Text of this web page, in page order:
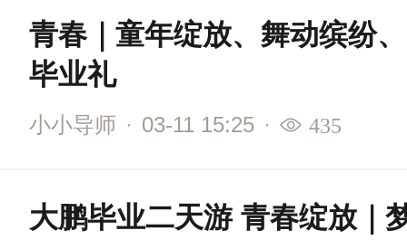
青春｜童年绽放、舞动缤纷
毕业礼
小小导师 · 03-11 15:25 · 435
大鹏毕业二天游 青春绽放｜